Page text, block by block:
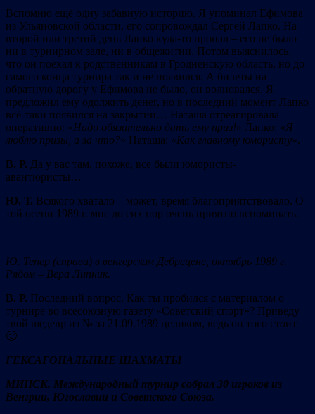
Вспомню ещё одну забавную историю. Я упоминал Ефимова
из Ульяновской области, его сопровождал Сергей Лапко. На
второй или третий день Лапко куда-то пропал – его не было
ни в турнирном зале, ни в общежитии. Потом выяснилось,
что он поехал к родственникам в Гродненскую область, но до
самого конца турнира так и не появился. А билеты на
обратную дорогу у Ефимова не было, он волновался. Я
предложил ему одолжить денег, но в последний момент Лапко
всё-таки появился на закрытии… Наташа отреагировала
оперативно: «Надо обязательно дать ему приз!» Лапко: «Я
люблю призы, а за что?» Наташа: «Как главному юмористу».
В. Р. Да у вас там, похоже, все были юмористы-
авантюристы…
Ю. Т. Всякого хватало – может, время благоприятствовало. О
той осени 1989 г. мне до сих пор очень приятно вспоминать.
Ю. Тепер (справа) в венгерском Дебрецене, октябрь 1989 г.
Рядом – Вера Липник.
В. Р. Последний вопрос. Как ты пробился с материалом о
турнире во всесоюзную газету «Советский спорт»? Приведу
твой шедевр из № за 21.09.1989 целиком, ведь он того стоит
🙂
ГЕКСАГОНАЛЬНЫЕ ШАХМАТЫ
МИНСК. Международный турнир собрал 30 игроков из
Венгрии, Югославии и Советского Союза.